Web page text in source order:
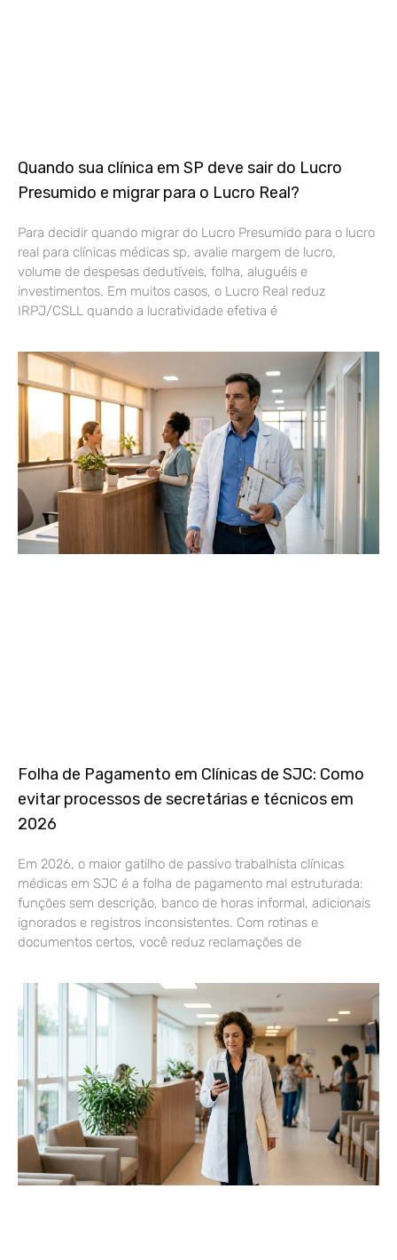
Quando sua clínica em SP deve sair do Lucro
Presumido e migrar para o Lucro Real?
Para decidir quando migrar do Lucro Presumido para o lucro
real para clínicas médicas sp, avalie margem de lucro,
volume de despesas dedutíveis, folha, aluguéis e
investimentos. Em muitos casos, o Lucro Real reduz
IRPJ/CSLL quando a lucratividade efetiva é
Folha de Pagamento em Clínicas de SJC: Como
evitar processos de secretárias e técnicos em
2026
Em 2026, o maior gatilho de passivo trabalhista clínicas
médicas em SJC é a folha de pagamento mal estruturada:
funções sem descrição, banco de horas informal, adicionais
ignorados e registros inconsistentes. Com rotinas e
documentos certos, você reduz reclamações de